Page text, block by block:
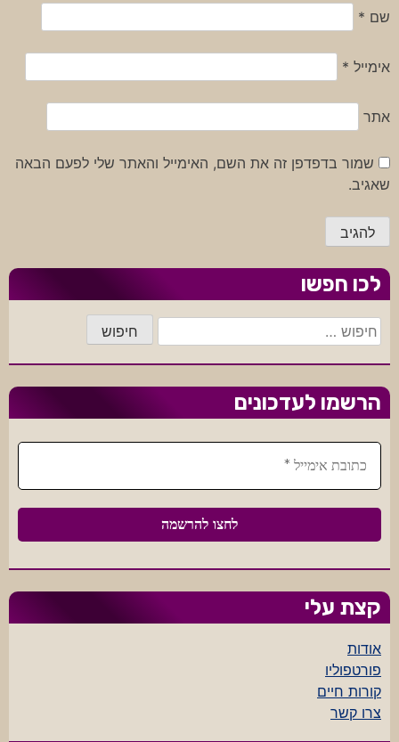
שם *
אימייל *
אתר
שמור בדפדפן זה את השם, האימייל והאתר שלי לפעם הבאה
שאגיב.
לכו חפשו
חיפוש:
הרשמו לעדכונים
קצת עלי
אודות
פורטפוליו
קורות חיים
צרו קשר